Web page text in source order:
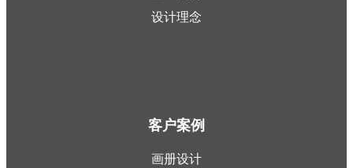
设计理念
客户案例
画册设计